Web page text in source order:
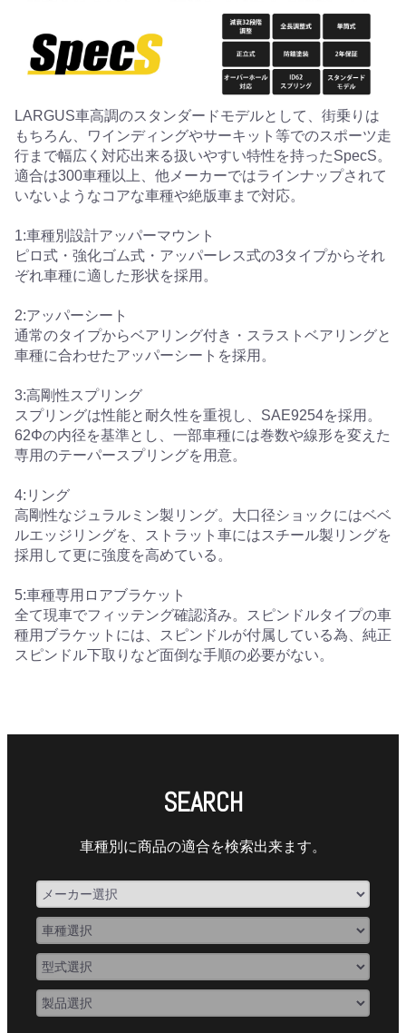
LARGUS車高調のスタンダードモデルとして、街乗りは
もちろん、ワインディングやサーキット等でのスポーツ走
行まで幅広く対応出来る扱いやすい特性を持ったSpecS。
適合は300車種以上、他メーカーではラインナップされて
いないようなコアな車種や絶版車まで対応。
1:車種別設計アッパーマウント
ピロ式・強化ゴム式・アッパーレス式の3タイプからそれ
ぞれ車種に適した形状を採用。
2:アッパーシート
通常のタイプからベアリング付き・スラストベアリングと
車種に合わせたアッパーシートを採用。
3:高剛性スプリング
スプリングは性能と耐久性を重視し、SAE9254を採用。
62Φの内径を基準とし、一部車種には巻数や線形を変えた
専用のテーパースプリングを用意。
4:リング
高剛性なジュラルミン製リング。大口径ショックにはベベ
ルエッジリングを、ストラット車にはスチール製リングを
採用して更に強度を高めている。
5:車種専用ロアブラケット
全て現車でフィッテング確認済み。スピンドルタイプの車
種用ブラケットには、スピンドルが付属している為、純正
スピンドル下取りなど面倒な手順の必要がない。
SEARCH
車種別に商品の適合を検索出来ます。